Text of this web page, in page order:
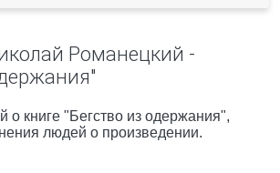
Романецкий -
о книге "Бегство из одержания",
людей о произведении.